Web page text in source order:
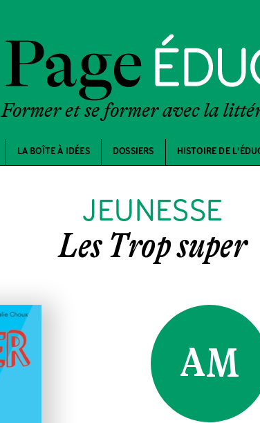
Former et se former avec la
LA BOÎTE À IDÉES DOSSIERS HISTOIRE DE
JEUNESSE
Les Trop super
AM